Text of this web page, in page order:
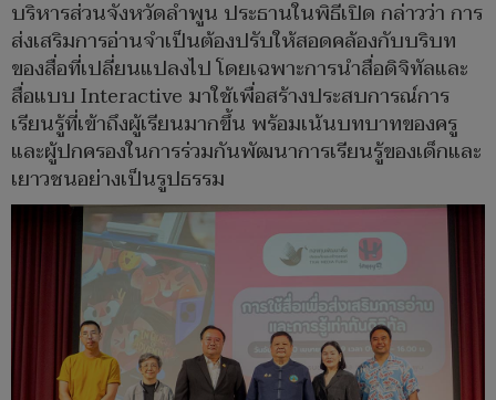
บริหารส่วนจังหวัดลำพูน ประธานในพิธีเปิด กล่าวว่า การ
ส่งเสริมการอ่านจำเป็นต้องปรับให้สอดคล้องกับบริบท
ของสื่อที่เปลี่ยนแปลงไป โดยเฉพาะการนำสื่อดิจิทัลและ
สื่อแบบ Interactive มาใช้เพื่อสร้างประสบการณ์การ
เรียนรู้ที่เข้าถึงผู้เรียนมากขึ้น พร้อมเน้นบทบาทของครู
และผู้ปกครองในการร่วมกันพัฒนาการเรียนรู้ของเด็กและ
เยาวชนอย่างเป็นรูปธรรม